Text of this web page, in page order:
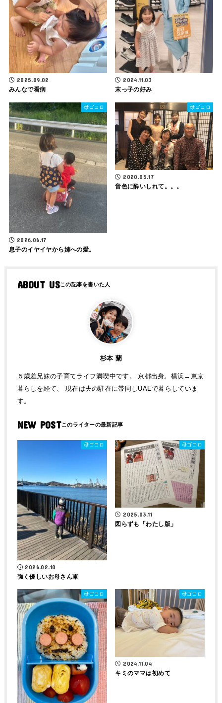
2025.09.02
みんなで看病
2024.11.03
末っ子の好み
母ゴコロ
2026.06.17
息子のイヤイヤから姉への愛。
母ゴコロ
2020.05.17
音色に酔いしれて。。。
ABOUT US
杉本 蘭
５歳差兄妹の子育てライフ満喫中です。 京都出身。横浜→東京
暮らしを経て、 現在は夫の駐在に帯同しUAEで暮らしていま
す。
NEW POST
母ゴコロ
2026.02.10
強く優しいお母さん軍
母ゴコロ
2025.03.11
図らずも「わたし版」
母ゴコロ 母ゴコロ
2024.11.04
キミのママは初めて